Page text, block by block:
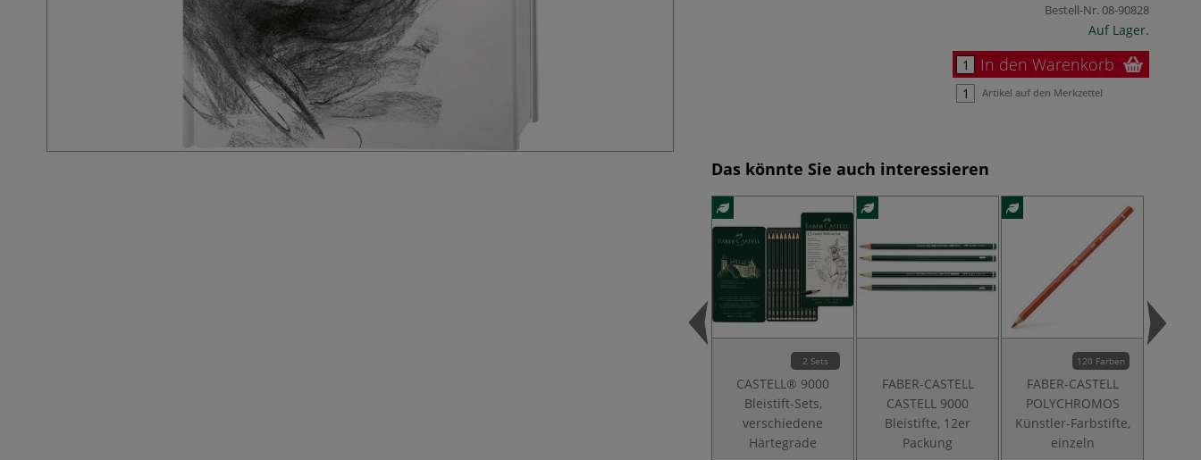
Bestell-Nr.08-90828
Auf Lager.
In den Warenkorb
Artikel auf den Merkzettel
Das könnte Sie auch interessieren
2 Sets
CASTELL® 9000
Bleistift-Sets,
verschiedene
Härtegrade
FABER-CASTELL
CASTELL 9000
Bleistifte, 12er
Packung
120 Farben
FABER-CASTELL
POLYCHROMOS
Künstler-Farbstifte,
einzeln